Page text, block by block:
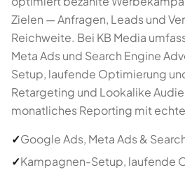
Zielen — Anfragen, Leads und
Reichweite. Bei KB Media
Meta Ads und Search Engine
Setup, laufende Optimierung
Retargeting und Lookalike
monatliches Reporting mit
✓Google Ads, Meta Ads &
✓Kampagnen-Setup, laufende